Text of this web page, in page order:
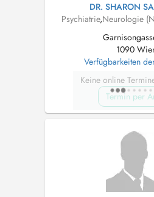
DR. SHARON
Psychiatrie,Neurologie
1090
Verfügbarkeiten
Keine online
Termin per